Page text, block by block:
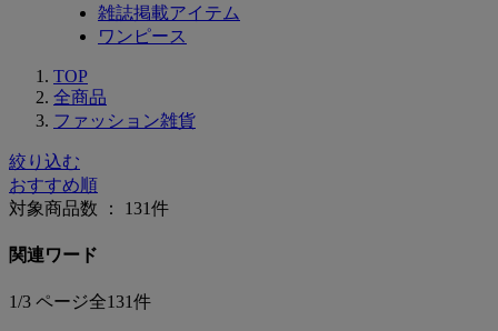
雑誌掲載アイテム
ワンピース
TOP
全商品
ファッション雑貨
絞り込む
おすすめ順
対象商品数 ： 131件
関連ワード
1/3 ページ全131件